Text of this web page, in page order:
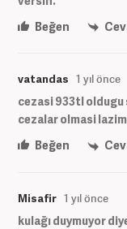
Beğen
vatandas 1 yıl önce
cezasi 933tl oldugu
cezalar olmasi
Beğen
Misafir 1 yıl önce
kulağı duymuyor